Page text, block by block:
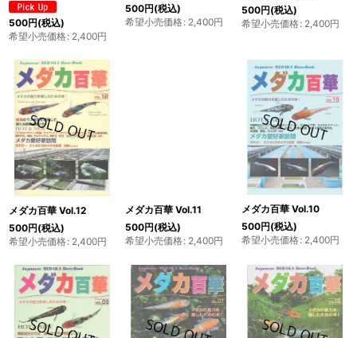
500円(税込)
希望小売価格: 2,400円
500円(税込)
希望小売価格: 2,400円
500円(税込)
希望小売価格: 2,400円
メダカ百華 Vol.12
500円(税込)
希望小売価格: 2,400円
メダカ百華 Vol.11
500円(税込)
希望小売価格: 2,400円
メダカ百華 Vol.10
500円(税込)
希望小売価格: 2,400円